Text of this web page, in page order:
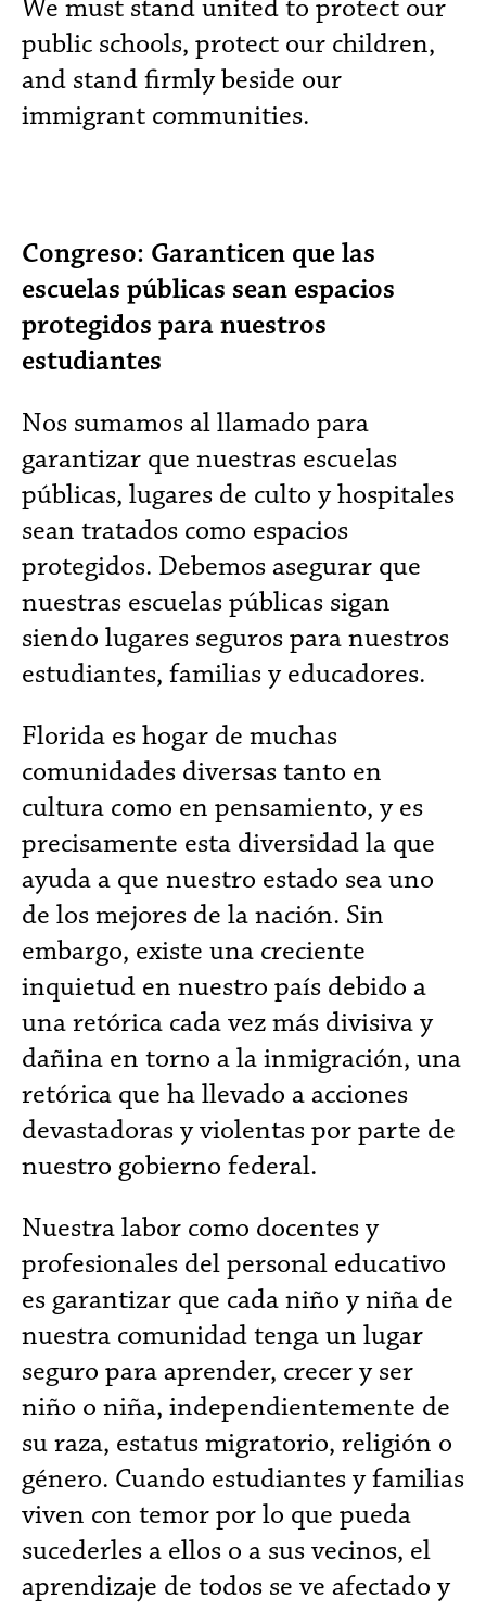
We must stand united to protect our
public schools, protect our children,
and stand firmly beside our
immigrant communities.
Congreso: Garanticen que las
escuelas públicas sean espacios
protegidos para nuestros
estudiantes
Nos sumamos al llamado para
garantizar que nuestras escuelas
públicas, lugares de culto y hospitales
sean tratados como espacios
protegidos. Debemos asegurar que
nuestras escuelas públicas sigan
siendo lugares seguros para nuestros
estudiantes, familias y educadores.
Florida es hogar de muchas
comunidades diversas tanto en
cultura como en pensamiento, y es
precisamente esta diversidad la que
ayuda a que nuestro estado sea uno
de los mejores de la nación. Sin
embargo, existe una creciente
inquietud en nuestro país debido a
una retórica cada vez más divisiva y
dañina en torno a la inmigración, una
retórica que ha llevado a acciones
devastadoras y violentas por parte de
nuestro gobierno federal.
Nuestra labor como docentes y
profesionales del personal educativo
es garantizar que cada niño y niña de
nuestra comunidad tenga un lugar
seguro para aprender, crecer y ser
niño o niña, independientemente de
su raza, estatus migratorio, religión o
género. Cuando estudiantes y familias
viven con temor por lo que pueda
sucederles a ellos o a sus vecinos, el
aprendizaje de todos se ve afectado y